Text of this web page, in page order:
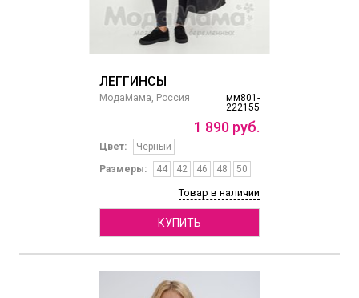
ЛЕГГИНСЫ
мм801-
222155
МодаМама, Россия
1 890 руб.
Цвет:
Черный
Размеры:
44 42 46 48 50
Товар в наличии
КУПИТЬ